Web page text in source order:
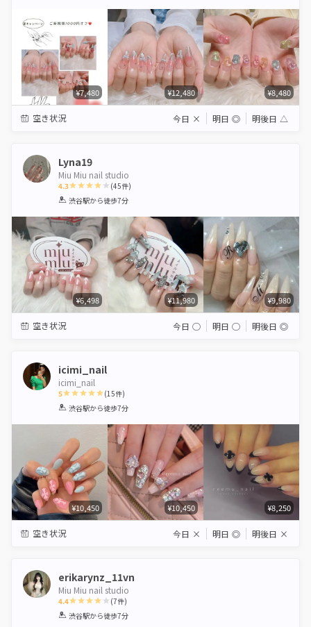
¥7,480 ¥12,480 ¥8,480
空き状況 今日 × 明日 ◎ 明後日 △
Lyna19
Miu Miu nail studio
4.3
1 2 3 4 5
(45件)
渋谷駅から徒歩7分
¥6,498 ¥11,980 ¥9,980
空き状況 今日 ◯ 明日 ◯ 明後日 ◎
icimi_nail
icimi_nail
5
1 2 3 4 5
(15件)
渋谷駅から徒歩7分
¥10,450 ¥10,450 ¥8,250
空き状況 今日 × 明日 ◎ 明後日 ×
erikarynz_11vn
Miu Miu nail studio
4.4
1 2 3 4 5
(7件)
渋谷駅から徒歩7分